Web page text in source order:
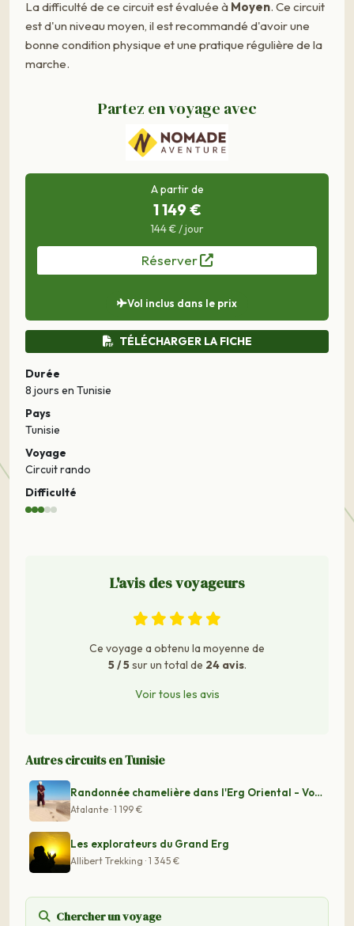
La difficulté de ce circuit est évaluée à Moyen. Ce circuit
est d'un niveau moyen, il est recommandé d'avoir une
bonne condition physique et une pratique régulière de la
marche.
Partez en voyage avec
A partir de
1 149 €
144 € / jour
Réserver
Vol inclus dans le prix
TÉLÉCHARGER LA FICHE
Durée
8 jours en Tunisie
Pays
Tunisie
Voyage
Circuit rando
Difficulté
L'avis des voyageurs
Ce voyage a obtenu la moyenne de
5 / 5sur un total de 24 avis.
Voir tous les avis
Autres circuits en Tunisie
Randonnée chamelière dans l'Erg Oriental - Voyage Tunis
Atalante · 1 199 €
Les explorateurs du Grand Erg
Allibert Trekking · 1 345 €
Chercher un voyage